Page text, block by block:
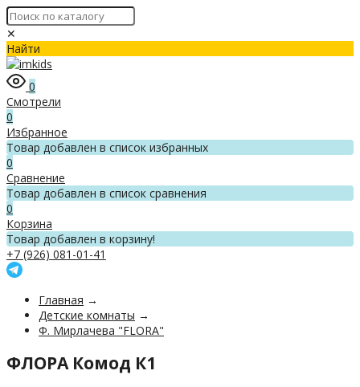
✕
Найти
0
Смотрели
0
Избранное
Товар добавлен в список избранных
0
Сравнение
Товар добавлен в список сравнения
0
Корзина
Товар добавлен в корзину!
+7 (926) 081-01-41
Главная →
Детские комнаты →
Ф. Мирлачева "FLORA"
ФЛОРА Комод К1